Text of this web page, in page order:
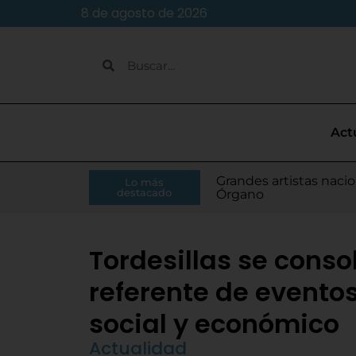
8 de agosto de 2026
Lo más
destacado
Caja Rural de
RFEF
Villamarciel da
Grandes artistas
Órgano
Continúa la venta de
El presidente de la
Monge
Todo listo para el
Tordesillas refuerza
El Pleno de
Moisés Ramírez
para el Europeo
IU-APT plantea ocho
Tordesillas se
referente de
social y económico
Actualidad